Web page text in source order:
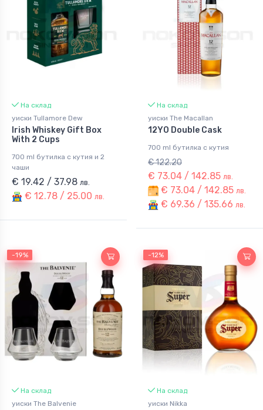
На склад
уиски Tullamore Dew
Irish Whiskey Gift Box
With 2 Cups
700 ml бутилка с кутия и 2
чаши
€ 19.42 / 37.98 лв.
€ 12.78 / 25.00 лв.
На склад
уиски The Macallan
12YO Double Cask
700 ml бутилка с кутия
€ 122.20
€ 73.04 / 142.85 лв.
€ 73.04 / 142.85 лв.
€ 69.36 / 135.66 лв.
-19%
-19%
На склад
уиски The Balvenie
-12%
-12%
На склад
уиски Nikka